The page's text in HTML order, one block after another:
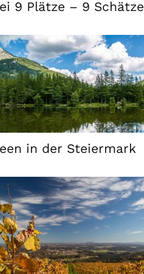
9 Plätze – 9 Schätze
in der Steiermark